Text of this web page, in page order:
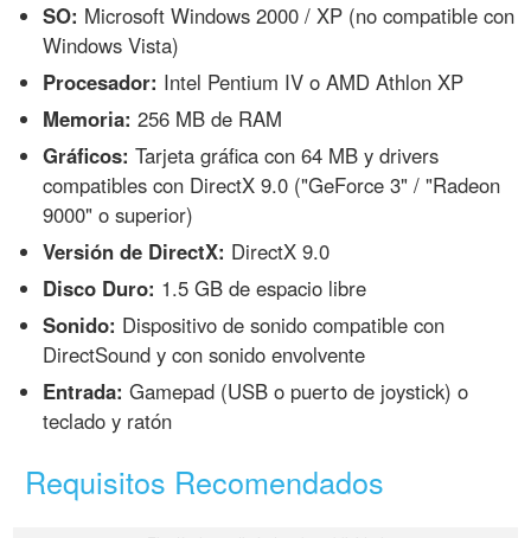
SO: Microsoft Windows 2000 / XP (no compatible con
Windows Vista)
Procesador: Intel Pentium IV o AMD Athlon XP
Memoria: 256 MB de RAM
Gráficos: Tarjeta gráfica con 64 MB y drivers
compatibles con DirectX 9.0 ("GeForce 3" / "Radeon
9000" o superior)
Versión de DirectX: DirectX 9.0
Disco Duro: 1.5 GB de espacio libre
Sonido: Dispositivo de sonido compatible con
DirectSound y con sonido envolvente
Entrada: Gamepad (USB o puerto de joystick) o
teclado y ratón
Requisitos Recomendados